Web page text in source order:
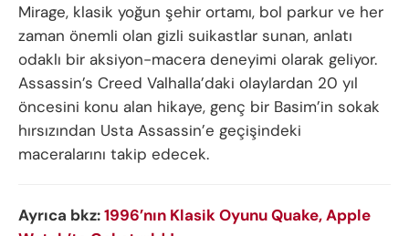
Mirage, klasik yoğun şehir ortamı, bol parkur ve her
zaman önemli olan gizli suikastlar sunan, anlatı
odaklı bir aksiyon-macera deneyimi olarak geliyor.
Assassin’s Creed Valhalla’daki olaylardan 20 yıl
öncesini konu alan hikaye, genç bir Basim’in sokak
hırsızından Usta Assassin’e geçişindeki
maceralarını takip edecek.
Ayrıca bkz:1996’nın Klasik Oyunu Quake, Apple